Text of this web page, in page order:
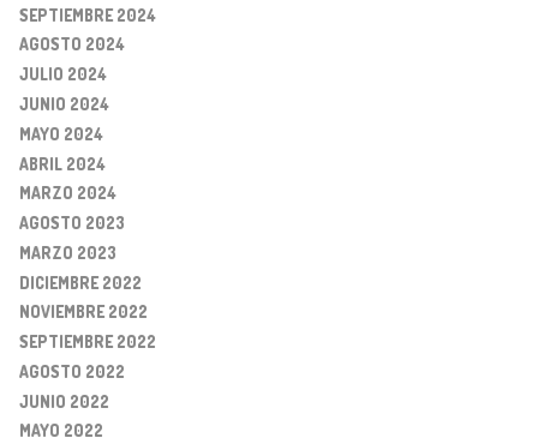
SEPTIEMBRE 2024
AGOSTO 2024
JULIO 2024
JUNIO 2024
MAYO 2024
ABRIL 2024
MARZO 2024
AGOSTO 2023
MARZO 2023
DICIEMBRE 2022
NOVIEMBRE 2022
SEPTIEMBRE 2022
AGOSTO 2022
JUNIO 2022
MAYO 2022